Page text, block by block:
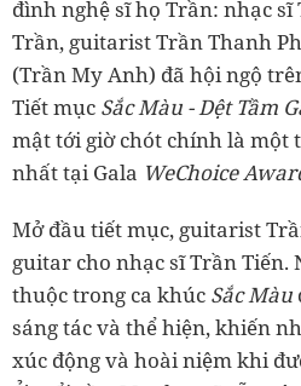
đình nghệ sĩ họ Trần: nhạc sĩ
Trần, guitarist Trần Thanh
(Trần My Anh) đã hội ngộ
Tiết mục Sắc Màu - Dệt Tầm
mật tới giờ chót chính là một
nhất tại Gala WeChoice
Mở đầu tiết mục, guitarist
guitar cho nhạc sĩ Trần Tiến.
thuộc trong ca khúc Sắc Màu
sáng tác và thể hiện, khiến
xúc động và hoài niệm khi